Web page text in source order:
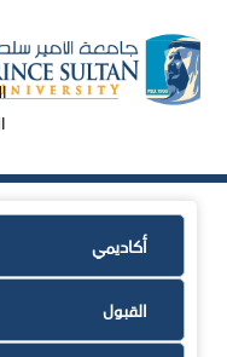
أكاديمي
القبول